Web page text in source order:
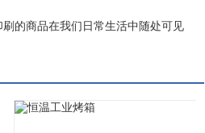
的商品在我们日常生活中随处可见